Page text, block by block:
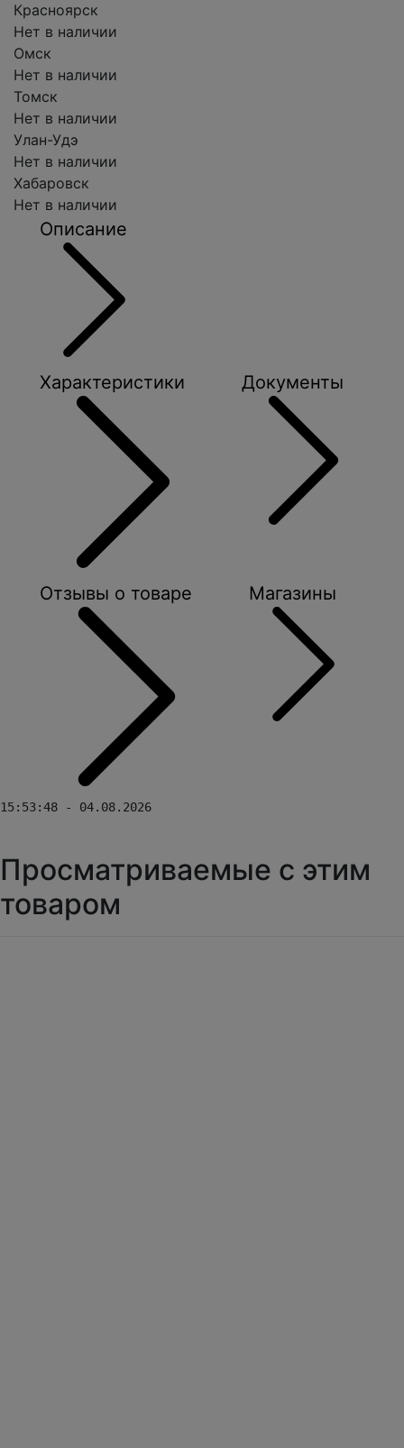
Красноярск
Нет в наличии
Омск
Нет в наличии
Томск
Нет в наличии
Улан-Удэ
Нет в наличии
Хабаровск
Нет в наличии
Описание
Характеристики Документы
Отзывы о товаре Магазины
15:53:48 - 04.08.2026
Просматриваемые с этим
товаром